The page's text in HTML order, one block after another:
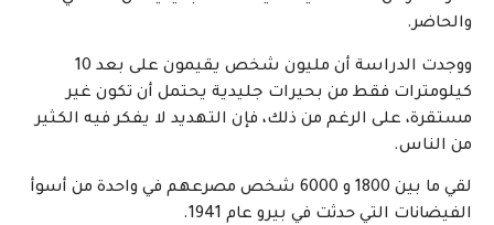
والحاضر.
ووجدت الدراسة أن مليون شخص يقيمون على بعد 10
كيلومترات فقط من بحيرات جليدية يحتمل أن تكون غير
مستقرة، على الرغم من ذلك، فإن التهديد لا يفكر فيه الكثير
من الناس.
لقي ما بين 1800 و 6000 شخص مصرعهم في واحدة من أسوأ
الفيضانات التي حدثت في بيرو عام 1941.